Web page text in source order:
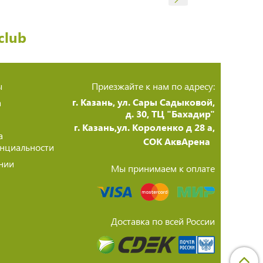
Приезжайте к нам по адресу:
г. Казань, ул. Сары Садыковой,
д. 30, ТЦ "Бахадир"
г. Казань,ул. Короленко д 28 а,
СОК АквАрена
Мы принимаем к оплате
Доставка по всей России